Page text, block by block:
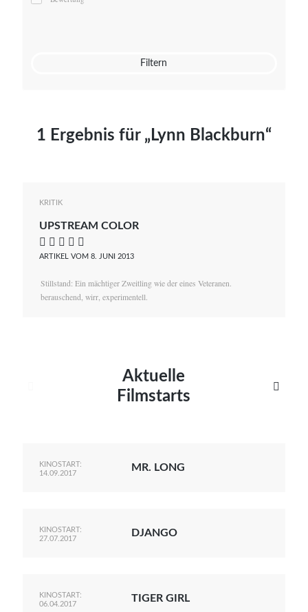
Mato von Vogelstein
Filtern
1 Ergebnis für „Lynn Blackburn“
KRITIK
UPSTREAM COLOR
    
ARTIKEL VOM 8. JUNI 2013
Stillstand: Ein mächtiger Zweitling wie der eines Veteranen.
berauschend, wirr, experimentell.
Aktuelle
Filmstarts

KINOSTART:
14.09.2017
MR. LONG
KINOSTART:
27.07.2017
DJANGO
KINOSTART:
06.04.2017
TIGER GIRL